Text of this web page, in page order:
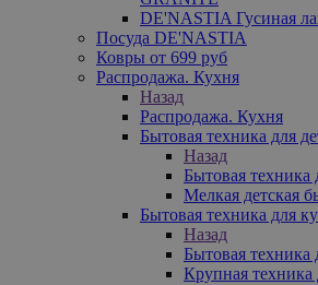
DE'NASTIA Гусиная
Посуда DE'NASTIA
Ковры от 699 руб
Распродажа. Кухня
Назад
Распродажа. Кухня
Бытовая техника для
Назад
Бытовая техника
Мелкая детская
Бытовая техника для
Назад
Бытовая техника
Крупная техника